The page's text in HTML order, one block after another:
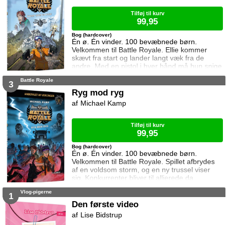
Én ø. Én vinder. 100 bevæbnede børn.
Velkommen til Battle Royale. Ellie kommer
skævt fra start og lander langt væk fra de
andre. Med en pistol i hver hånd må hun snige
sig igennem landskabet og holde udkig efter
for livet, men de er ikke alene på øen.
Bog (hardcover)
Tilføj til kurv
99,95
3 Battle Royale
Ryg mod ryg
Én ø. Én vinder. 100 bevæbnede børn.
Velkommen til Battle Royale. Spillet afbrydes
af en voldsom storm, og en ny trussel viser
sig. Konkurrenter bliver til allierede da
børnene pludselig er tvunget til at holde
kommer efter dem.
Bog (hardcover)
Michael Kamp
Tilføj til kurv
99,95
1 Vlog-pigerne
Den første video
Lise Bidstrup